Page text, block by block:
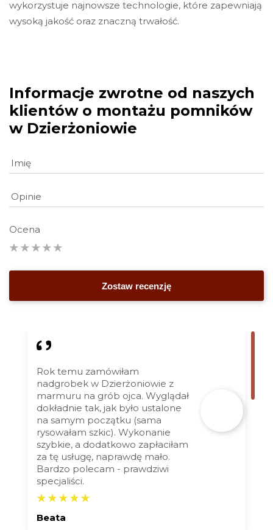
wykorzystuje najnowsze technologie, które zapewniają
wysoką jakość oraz znaczną trwałość.
Informacje zwrotne od naszych
klientów o montażu pomników
w Dzierżoniowie
Ocena
Rok temu zamówiłam
nadgrobek w Dzierżoniowie z
marmuru na grób ojca. Wyglądał
dokładnie tak, jak było ustalone
na samym początku (sama
rysowałam szkic). Wykonanie
szybkie, a dodatkowo zapłaciłam
za tę usługę, naprawdę mało.
Bardzo polecam - prawdziwi
specjaliści.
Beata